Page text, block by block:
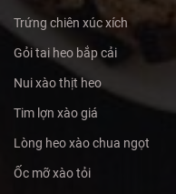
Trứng chiên xúc xích
Gỏi tai heo bắp cải
Nui xào thịt heo
Tim lợn xào giá
Lòng heo xào chua ngọt
Ốc mỡ xào tỏi